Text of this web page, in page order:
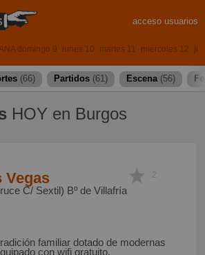
acceso usuarios
domingo 9 lunes 10 martes 11 miércoles 12
(66) Partidos (61) Escena (56)
HOY en Burgos
Vegas
C/ Sextil) Bº de Villafría
2
familiar dotado de modernas
con wifi gratuito.